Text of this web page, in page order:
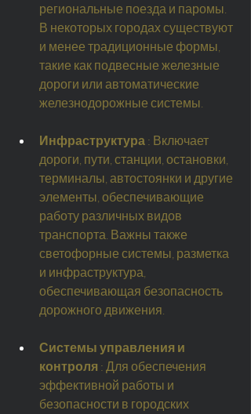
региональные поезда и паромы.
В некоторых городах существуют
и менее традиционные формы,
такие как подвесные железные
дороги или автоматические
железнодорожные системы.
Инфраструктура : Включает
дороги, пути, станции, остановки,
терминалы, автостоянки и другие
элементы, обеспечивающие
работу различных видов
транспорта. Важны также
светофорные системы, разметка
и инфраструктура,
обеспечивающая безопасность
дорожного движения.
Системы управления и
контроля : Для обеспечения
эффективной работы и
безопасности в городских